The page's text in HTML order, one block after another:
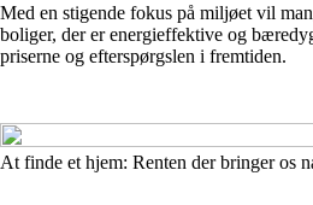
Med en stigende fokus på miljøet vil
boliger, der er energieffektive og
priserne og efterspørgslen i fremtiden.
At finde et hjem: Renten der bringer os